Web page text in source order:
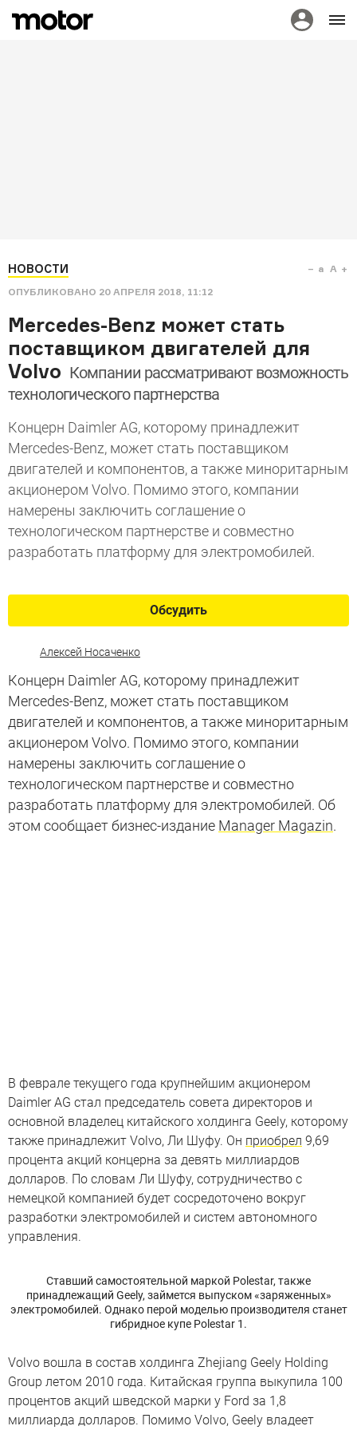
НОВОСТИ
ОПУБЛИКОВАНО 20 АПРЕЛЯ 2018, 11:12
a A
Mercedes-Benz может стать
поставщиком двигателей для
Volvo Компании рассматривают возможность
технологического партнерства
Концерн Daimler AG, которому принадлежит
Mercedes-Benz, может стать поставщиком
двигателей и компонентов, а также миноритарным
акционером Volvo. Помимо этого, компании
намерены заключить соглашение о
технологическом партнерстве и совместно
разработать платформу для электромобилей.
Обсудить
Алексей Носаченко
Концерн Daimler AG, которому принадлежит
Mercedes-Benz, может стать поставщиком
двигателей и компонентов, а также миноритарным
акционером Volvo. Помимо этого, компании
намерены заключить соглашение о
технологическом партнерстве и совместно
разработать платформу для электромобилей. Об
этом сообщает бизнес-издание Manager Magazin.
В феврале текущего года крупнейшим акционером
Daimler AG стал председатель совета директоров и
основной владелец китайского холдинга Geely, которому
также принадлежит Volvo, Ли Шуфу. Он приобрел 9,69
процента акций концерна за девять миллиардов
долларов. По словам Ли Шуфу, сотрудничество с
немецкой компанией будет сосредоточено вокруг
разработки электромобилей и систем автономного
управления.
Ставший самостоятельной маркой Polestar, также
принадлежащий Geely, займется выпуском «заряженных»
электромобилей. Однако перой моделью производителя станет
гибридное купе Polestar 1.
Volvo вошла в состав холдинга Zhejiang Geely Holding
Group летом 2010 года. Китайская группа выкупила 100
процентов акций шведской марки у Ford за 1,8
миллиарда долларов. Помимо Volvo, Geely владеет